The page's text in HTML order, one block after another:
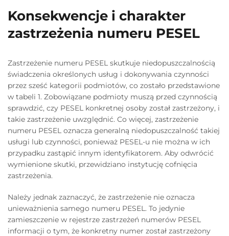
Konsekwencje i charakter
zastrzeżenia numeru PESEL
Zastrzeżenie numeru PESEL skutkuje niedopuszczalnością
świadczenia określonych usług i dokonywania czynności
przez sześć kategorii podmiotów, co zostało przedstawione
w tabeli 1. Zobowiązane podmioty muszą przed czynnością
sprawdzić, czy PESEL konkretnej osoby został zastrzeżony, i
takie zastrzeżenie uwzględnić. Co więcej, zastrzeżenie
numeru PESEL oznacza generalną niedopuszczalność takiej
usługi lub czynności, ponieważ PESEL-u nie można w ich
przypadku zastąpić innym identyfikatorem. Aby odwrócić
wymienione skutki, przewidziano instytucję cofnięcia
zastrzeżenia.
Należy jednak zaznaczyć, że zastrzeżenie nie oznacza
unieważnienia samego numeru PESEL. To jedynie
zamieszczenie w rejestrze zastrzeżeń numerów PESEL
informacji o tym, że konkretny numer został zastrzeżony